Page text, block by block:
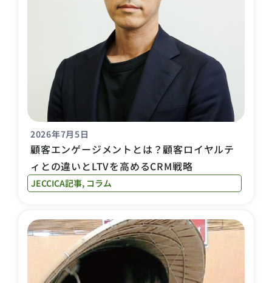
2026年7月5日
顧客エンゲージメントとは？顧客ロイヤルテ
ィとの違いとLTVを高めるCRM戦略
JECCICA記事, コラム